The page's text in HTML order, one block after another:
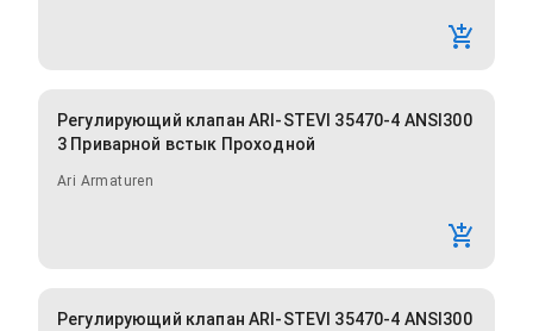
Регулирующий клапан ARI-STEVI 35470-4 ANSI300
3 Приварной встык Проходной
Ari Armaturen
Регулирующий клапан ARI-STEVI 35470-4 ANSI300